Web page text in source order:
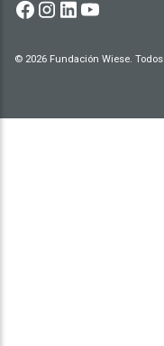
© 2026 Fundación Wiese.